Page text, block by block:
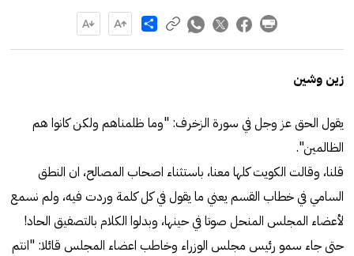
Share
زين وشين
يقول الحق عز وجل في سورة الزخرف: "وما ظلمناهم ولكن كانوا هم
الظالمين".
قلنا، وقالت الكويت كلها معنا، باستثناء اصحاب المصالح، ان النطق
السامي في خطاب القسم يعني ما يقول في كل كلمة وردت فيه، ولم نسمع
لأعضاء المجلس المنحل صوتا في حينها، وبدلوا الكلام بالتصفيق الحاد!
حتى جاء سمو رئيس مجلس الوزراء وخاطب اعضاء المجلس قائلا: "انتم